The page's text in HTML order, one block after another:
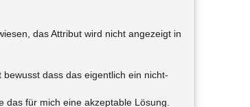
das Attribut wird nicht angezeigt in
dass das eigentlich ein nicht-
für mich eine akzeptable Lösung.